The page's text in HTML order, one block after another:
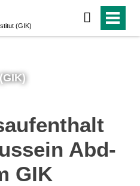
(GIK)
Abd-
GIK